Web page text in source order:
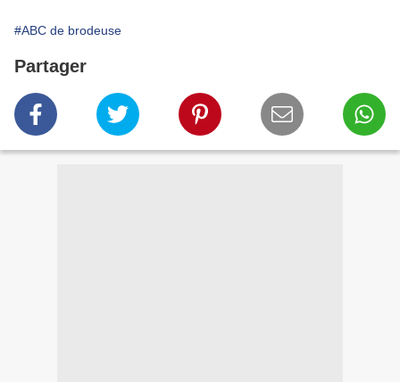
#ABC de brodeuse
Partager